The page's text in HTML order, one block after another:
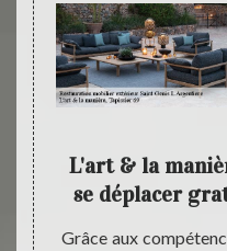
de
L'art & la
se déplacer
Grâce aux